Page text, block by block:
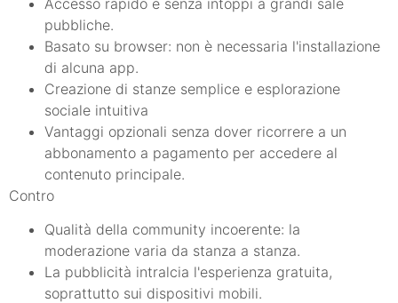
pubbliche.
Basato su browser: non è necessaria l'installazione
di alcuna app.
Creazione di stanze semplice e esplorazione
sociale intuitiva
Vantaggi opzionali senza dover ricorrere a un
abbonamento a pagamento per accedere al
contenuto principale.
Contro
Qualità della community incoerente: la
moderazione varia da stanza a stanza.
La pubblicità intralcia l'esperienza gratuita,
soprattutto sui dispositivi mobili.